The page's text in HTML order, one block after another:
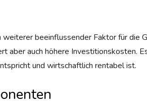
weiterer beeinflussender Faktor für die
aber auch höhere Investitionskosten.
und wirtschaftlich rentabel ist.